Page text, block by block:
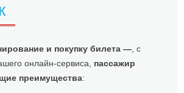
и покупку билета — , с
онлайн-сервиса, пассажир
преимущества: